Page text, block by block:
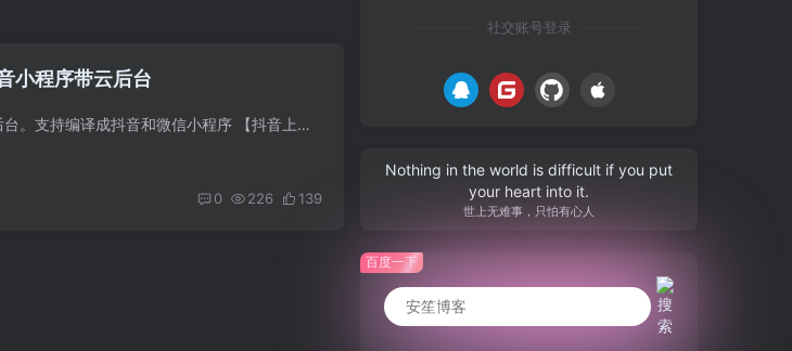
小程序带云后台
前言 测评小程序，使用uniapp开发，带云开发后台。支持编译成抖音和微信小程序 【抖音上最火的测评小程序开源啦，带前端和阿里云开发后台。前端采用uniapp开发，支持转编译成各个版本小程序和ap...
0 226 139
社交账号登录
Nothing in the world is difficult if you put
your heart into it.
世上无难事，只怕有心人
百度一下
生活也美好了！
走路也有劲了！